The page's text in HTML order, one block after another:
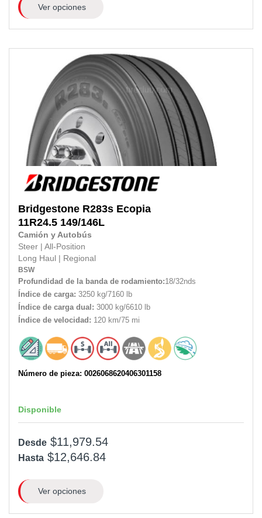
Ver opciones
Bridgestone R283s Ecopia
11R24.5 149/146L
Camión y Autobús
Steer
All-Position
Long Haul
Regional
BSW
Profundidad de la banda de rodamiento:18/32nds
Índice de carga: 3250 kg/7160 lb
Índice de carga dual: 3000 kg/6610 lb
Índice de velocidad: 120 km/75 mi
Número de pieza: 0026068620406301158
Disponible
Desde $11,979.54
Hasta $12,646.84
Ver opciones